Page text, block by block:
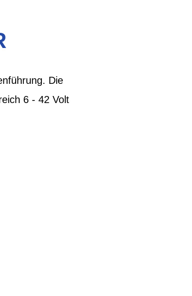
Die
6 - 42 Volt